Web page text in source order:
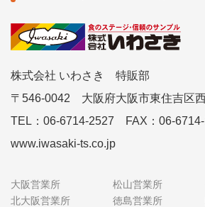
株式会社 いわさき 特販部
〒546-0042 大阪府大阪市東住吉区
TEL：06-6714-2527 FAX：06-
www.iwasaki-ts.co.jp
大阪営業所
北大阪営業所
松山営業所
徳島営業所